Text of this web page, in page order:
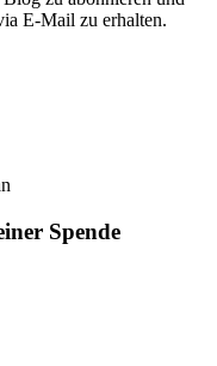
E-Mail zu erhalten.
Spende